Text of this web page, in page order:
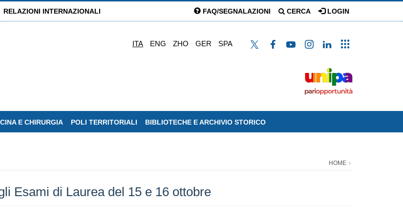
RELAZIONI INTERNAZIONALI FAQ/SEGNALAZIONI CERCA LOGIN
ITA ENG ZHO GER SPA
E CHIRURGIA POLI TERRITORIALI BIBLIOTECHE E ARCHIVIO STORICO
HOME
Esami di Laurea del 15 e 16 ottobre